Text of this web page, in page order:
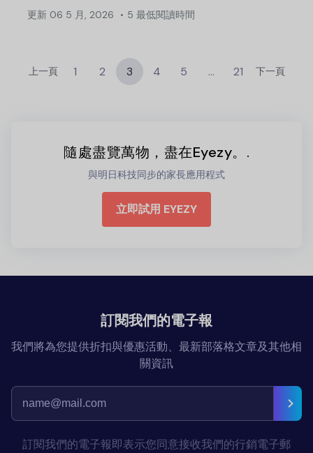
更新 06 5 月, 2026 5 最低閱讀時間
上一頁 1 2 3 4 5 ... 21 下一頁
隨處盡覽萬物，盡在Eyezy。.
與明日科技同步的家長應用程式
立即試用 EYEZY
訂閱我們的電子報
我們將為您提供折扣與優惠活動、最新部落格文章及其他相
關資訊
訂閱我們的電子報即表示您同意接收我們的行銷電子郵